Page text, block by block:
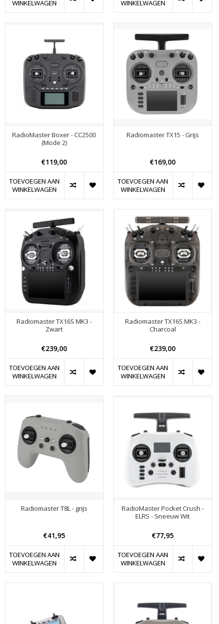
WINKELWAGEN
WINKELWAGEN
RadioMaster Boxer - CC2500
(Mode 2)
€119,00
TOEVOEGEN AAN
WINKELWAGEN
Radiomaster TX15 - Grijs
€169,00
TOEVOEGEN AAN
WINKELWAGEN
Radiomaster TX16S MK3 -
Zwart
€239,00
TOEVOEGEN AAN
WINKELWAGEN
Radiomaster TX16S MK3 -
Charcoal
€239,00
TOEVOEGEN AAN
WINKELWAGEN
Radiomaster T8L - grijs
€41,95
TOEVOEGEN AAN
WINKELWAGEN
RadioMaster Pocket Crush -
ELRS - Sneeuw Wit
€77,95
TOEVOEGEN AAN
WINKELWAGEN